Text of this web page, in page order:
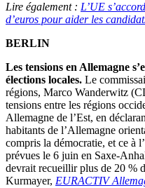
Lire également : L’UE
d’euros pour aider les
BERLIN
Les tensions en Allemagne
élections locales. Le
régions, Marco Wanderwitz
tensions entre les régions
Allemagne de l’Est, en
habitants de l’Allemagne
compris la démocratie, et ce à
prévues le 6 juin en Saxe-
devrait recueillir plus de 20 %
Kurmayer, EURACTIV